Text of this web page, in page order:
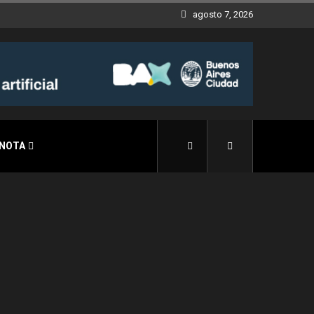
agosto 7, 2026